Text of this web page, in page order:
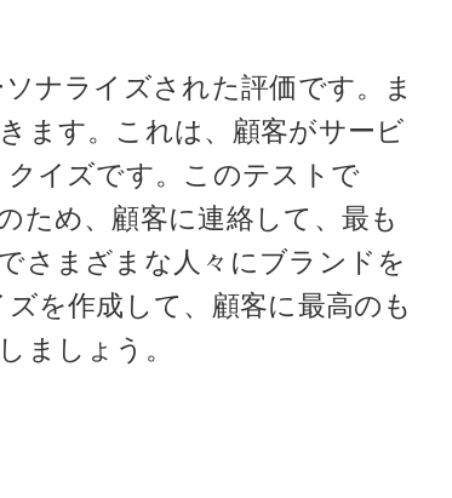
ナライズされた評価です。ま
ます。これは、顧客がサービ
イズです。このテストで
ため、顧客に連絡して、最も
さまざまな人々にブランドを
を作成して、顧客に最高のも
ましょう。